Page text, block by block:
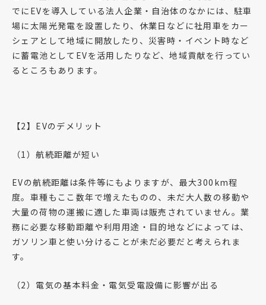
でにEVを導入している法人企業・自治体のなかには、駐車
場に太陽光発電を設置したり、休業日などに社用車をカー
シェアとして地域に開放したり、災害時・イベント時など
に蓄電池としてEVを活用したりなど、地域貢献を行ってい
るところもあります。
【2】EVのデメリット
（1）航続距離が短い
EVの航続距離は条件等にもよりますが、最大300km程
度。車種もここ数年で増えたものの、未だ大人数の移動や
大量の荷物の運搬に適した車両は販売されていません。業
務に必要な移動距離や利用用途・目的地などによっては、
ガソリン車と使い分けることが未だ必要だと考えられま
す。
（2）電気の基本料金・電気受電設備に影響が出る